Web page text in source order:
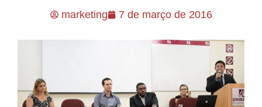
marketing 7 de março de 2016